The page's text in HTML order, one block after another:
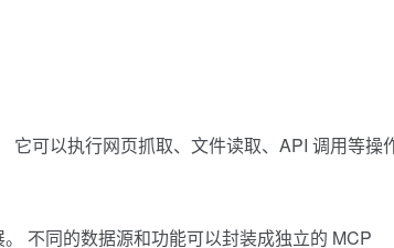
它可以执行网页抓取、文件读取、API 调用等操
不同的数据源和功能可以封装成独立的 MCP